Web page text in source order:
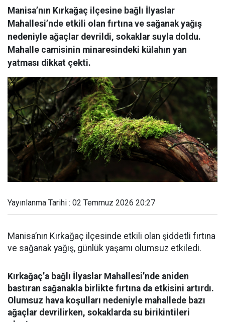
Manisa’nın Kırkağaç ilçesine bağlı İlyaslar
Mahallesi’nde etkili olan fırtına ve sağanak yağış
nedeniyle ağaçlar devrildi, sokaklar suyla doldu.
Mahalle camisinin minaresindeki külahın yan
yatması dikkat çekti.
Yayınlanma Tarihi : 02 Temmuz 2026 20:27
Manisa’nın Kırkağaç ilçesinde etkili olan şiddetli fırtına
ve sağanak yağış, günlük yaşamı olumsuz etkiledi.
Kırkağaç’a bağlı İlyaslar Mahallesi’nde aniden
bastıran sağanakla birlikte fırtına da etkisini artırdı.
Olumsuz hava koşulları nedeniyle mahallede bazı
ağaçlar devrilirken, sokaklarda su birikintileri